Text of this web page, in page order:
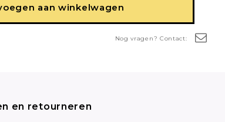
Nog vragen? Contact:
aan winkelwagen
en retourneren